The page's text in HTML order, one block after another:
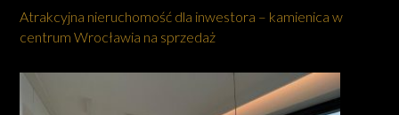
Atrakcyjna nieruchomość dla inwestora – kamienica w
centrum Wrocławia na sprzedaż